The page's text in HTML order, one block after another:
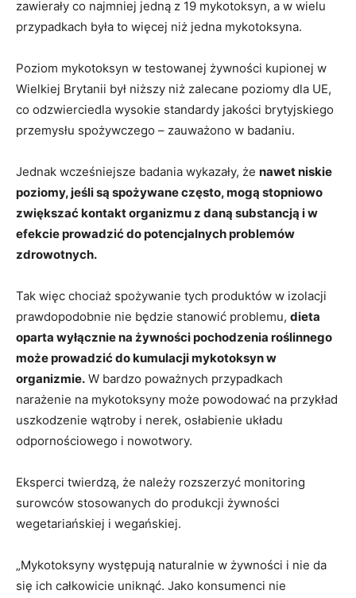
zawierały co najmniej jedną z 19 mykotoksyn, a w wielu
przypadkach była to więcej niż jedna mykotoksyna.
Poziom mykotoksyn w testowanej żywności kupionej w
Wielkiej Brytanii był niższy niż zalecane poziomy dla UE,
co odzwierciedla wysokie standardy jakości brytyjskiego
przemysłu spożywczego – zauważono w badaniu.
Jednak wcześniejsze badania wykazały, że nawet niskie
poziomy, jeśli są spożywane często, mogą stopniowo
zwiększać kontakt organizmu z daną substancją i w
efekcie prowadzić do potencjalnych problemów
zdrowotnych.
Tak więc chociaż spożywanie tych produktów w izolacji
prawdopodobnie nie będzie stanowić problemu, dieta
oparta wyłącznie na żywności pochodzenia roślinnego
może prowadzić do kumulacji mykotoksyn w
organizmie. W bardzo poważnych przypadkach
narażenie na mykotoksyny może powodować na przykład
uszkodzenie wątroby i nerek, osłabienie układu
odpornościowego i nowotwory.
Eksperci twierdzą, że należy rozszerzyć monitoring
surowców stosowanych do produkcji żywności
wegetariańskiej i wegańskiej.
„Mykotoksyny występują naturalnie w żywności i nie da
się ich całkowicie uniknąć. Jako konsumenci nie